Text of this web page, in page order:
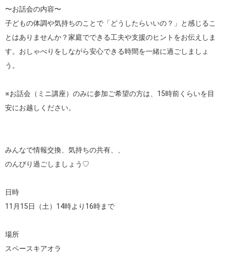
〜お話会の内容〜
子どもの体調や気持ちのことで「どうしたらいいの？」と感じるこ
とはありませんか？家庭でできる工夫や支援のヒントをお伝えしま
す。おしゃべりをしながら安心できる時間を一緒に過ごしましょ
う。
※お話会（ミニ講座）のみに参加ご希望の方は、15時前くらいを目
安にお越しください。
みんなで情報交換、気持ちの共有、、
のんびり過ごしましょう♡
日時
11月15日（土）14時より16時まで
場所
スペースキアオラ